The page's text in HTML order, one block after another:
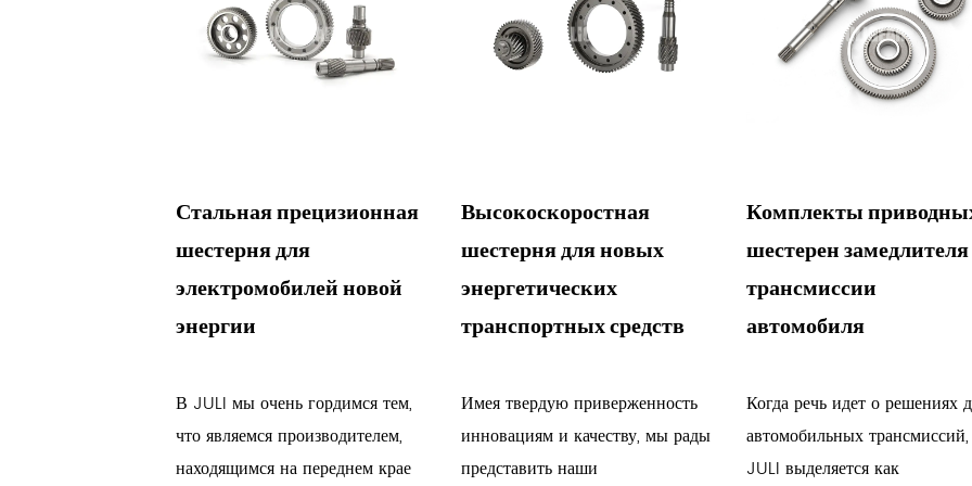
Прецизионная обработка: валы
механической обработки,
чтобы обеспечить строгие
каждый вал соответствует
Кастомизация: JULI предлагает
металлического вала косозубой
уникальными требованиями
Преимущества износостойкого
Надежность: приверженность
высокую надежность ее зубчатых
Стальная прецизионная
шестерня для
электромобилей новой
энергии
В JULI мы очень гордимся тем,
что являемся производителем,
находящимся на переднем крае
Высокоскоростная
шестерня для новых
энергетических
транспортных средств
Имея твердую приверженность
инновациям и качеству, мы рады
представить наши
Комплекты
шестерен замедлителя
трансмиссии
автомобиля
Когда речь идет о решениях
автомобильных трансмиссий,
JULI выделяется как